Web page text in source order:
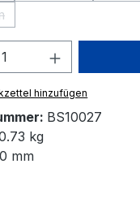
Option ist zurzeit nicht
Anzahl: Gib
hinzufügen
BS10027
kg
mm